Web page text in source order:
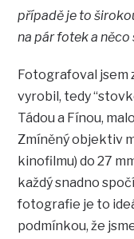
případě je to
na pár fotek a
Fotografoval jsem
vyrobil, tedy
Tádou a Fínou,
Zmíněný objektiv
kinofilmu) do 27
každý snadno
fotografie je to
podmínkou, že